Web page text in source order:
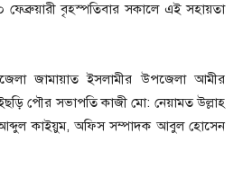
ফেব্রুয়ারী বৃহস্পতিবার সকালে এই সহায়তা
জামায়াত ইসলামীর উপজেলা আমীর
পৌর সভাপতি কাজী মো: নেয়ামত উল্লাহ
আব্দুল কাইয়ুম, অফিস সম্পাদক আবুল হোসেন